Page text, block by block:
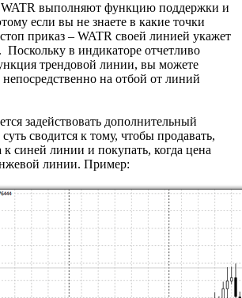
выполняют функцию поддержки и
если вы не знаете в какие точки
приказ – WATR своей линией укажет
Поскольку в индикаторе отчетливо
трендовой линии, вы можете
на отбой от линий
задействовать дополнительный
сводится к тому, чтобы продавать,
к синей линии и покупать, когда цена
линии. Пример: